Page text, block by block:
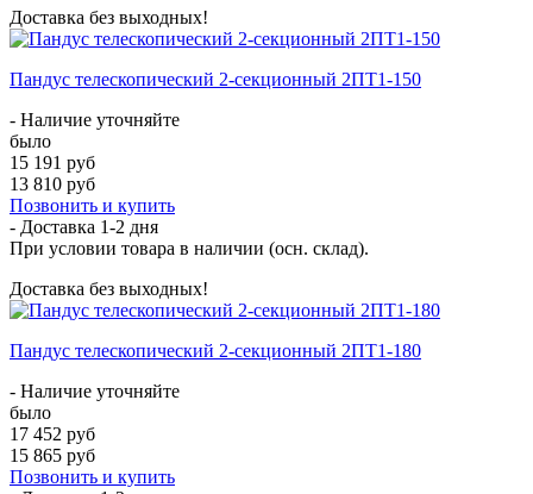
Доставка без выходных!
Пандус телескопический 2-секционный 2ПТ1-150
- Наличие уточняйте
было
15 191 руб
13 810 руб
Позвонить и купить
- Доставка 1-2 дня
При условии товара в наличии (осн. склад).
Доставка без выходных!
Пандус телескопический 2-секционный 2ПТ1-180
- Наличие уточняйте
было
17 452 руб
15 865 руб
Позвонить и купить